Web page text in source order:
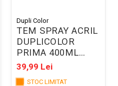
Dupli Color
TEM SPRAY ACRIL
DUPLICOLOR
PRIMA 400ML
NEGRU MAT
379881/789052
39,99 Lei
STOC LIMITAT